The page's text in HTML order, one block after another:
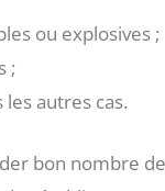
ou explosives ;
;
autres cas.
bon nombre